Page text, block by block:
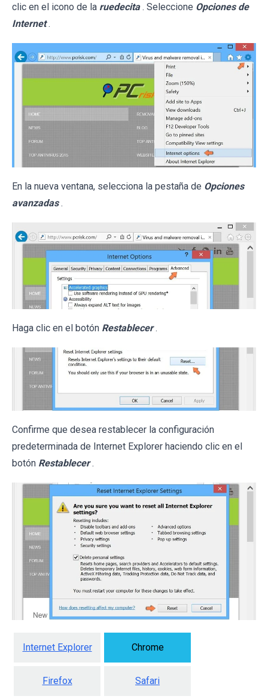
clic en el icono de la ruedecita . Seleccione Opciones de
Internet .
En la nueva ventana, selecciona la pestaña de Opciones
avanzadas .
Haga clic en el botón Restablecer .
Confirme que desea restablecer la configuración
predeterminada de Internet Explorer haciendo clic en el
botón Restablecer .
Internet Explorer Chrome
Firefox Safari